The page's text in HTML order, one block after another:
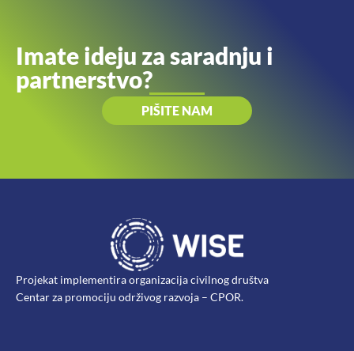
Imate ideju za saradnju i
partnerstvo?
PIŠITE NAM
Projekat implementira organizacija civilnog društva
Centar za promociju održivog razvoja – CPOR.